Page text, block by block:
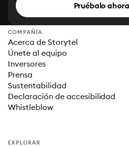
Pruébalo ahora
COMPAÑÍA
Acerca de Storytel
Únete al equipo
Inversores
Prensa
Sustentabilidad
Declaración de accesibilidad
Whistleblow
EXPLORAR